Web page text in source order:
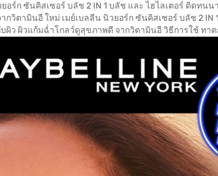
ร์ก ซันคิสเซอร์ บลัช 2 IN 1 บลัช และ ไฮไลเตอร์ ดิดทนน
วิตามินอี ใหม่ เมย์เบลลีน นิวยอร์ก ซันคิสเซอร์ บลัช 2 IN
บผิว ผิวแก้มฉ่ำโกลว์ดูสุขภาพดี จากวิตามินอี วิธีการใช้ ทา